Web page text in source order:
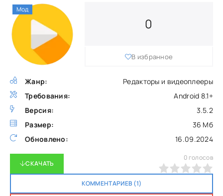
Жанр:
Редакторы и видеоплееры
Требования:
Android 8.1+
Версия:
3.5.2
Размер:
36 Мб
Обновлено:
16.09.2024
0
В избранное
СКАЧАТЬ
КОММЕНТАРИЕВ (1)
0 голосов
Мод